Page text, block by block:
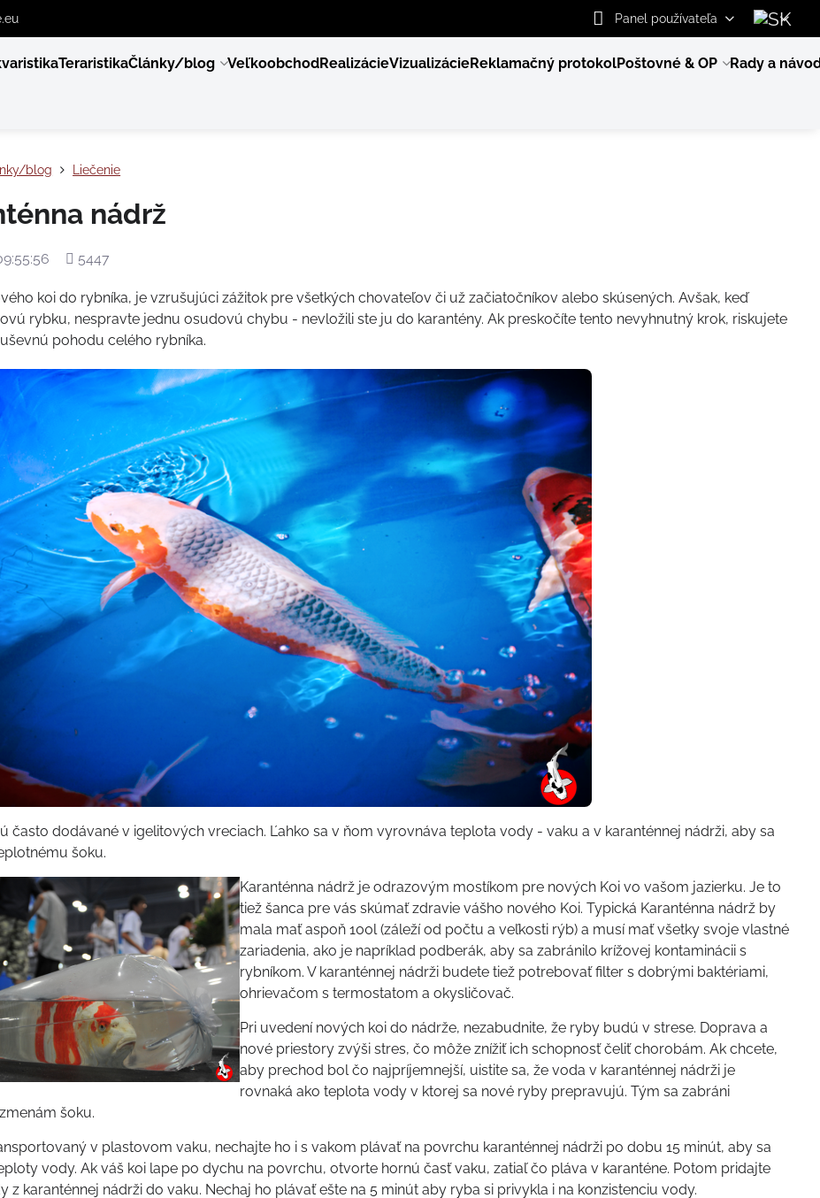
Panel používateľa
TeraristikaČlánky/blog VeľkoobchodRealizácieVizualizácieReklamačný protokolPoštovné & OP Rady a
blog Liečenie
nádrž
Počet
5447
koi do rybníka, je vzrušujúci zážitok pre všetkých chovateľov či už začiatočníkov alebo skúsených. Avšak, keď
rybku, nespravte jednu osudovú chybu - nevložili ste ju do karantény. Ak preskočíte tento nevyhnutný krok, riskujete
pohodu celého rybníka.
často dodávané v igelitových vreciach. Ľahko sa v ňom vyrovnáva teplota vody - vaku a v karanténnej nádrži, aby sa
šoku.
Karanténna nádrž je odrazovým mostíkom pre nových Koi vo vašom jazierku. Je to
tiež šanca pre vás skúmať zdravie vášho nového Koi. Typická Karanténna nádrž by
mala mať aspoň 100l (záleží od počtu a veľkosti rýb) a musí mať všetky svoje vlastné
zariadenia, ako je napríklad podberák, aby sa zabránilo krížovej kontaminácii s
rybníkom. V karanténnej nádrži budete tiež potrebovať filter s dobrými baktériami,
ohrievačom s termostatom a okysličovač.
Pri uvedení nových koi do nádrže, nezabudnite, že ryby budú v strese. Doprava a
nové priestory zvýši stres, čo môže znížiť ich schopnosť čeliť chorobám. Ak chcete,
aby prechod bol čo najpríjemnejší, uistite sa, že voda v karanténnej nádrži je
rovnaká ako teplota vody v ktorej sa nové ryby prepravujú. Tým sa zabráni
šoku.
v plastovom vaku, nechajte ho i s vakom plávať na povrchu karanténnej nádrži po dobu 15 minút, aby sa
vody. Ak váš koi lape po dychu na povrchu, otvorte hornú časť vaku, zatiaľ čo pláva v karanténe. Potom pridajte
z karanténnej nádrži do vaku. Nechaj ho plávať ešte na 5 minút aby ryba si privykla i na konzistenciu vody.